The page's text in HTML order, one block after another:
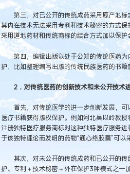
第三，对已公开的传统成药采用原产地标
其内在技术无法采用专利和技术秘密的方式
采用道地药材和传统商标的结合方式加以保护
第四，编辑出版以处于公知的传统医药为
护，比如整理编写出版的传统民族医药的书籍
2．对传统医药的创新技术和未公开技术
首先，对传统医学的进一步创新发展，可
医疗书籍获得版权保护。例如河北吴以岭教
注册独特医疗服务商标对这种独特医疗服务
于该独特理论而发明的药物“通心络胶囊”可以
其次，对未公开的传统成药和已公开的传
护、专利＋技术秘密＋外在保护3种模式之一